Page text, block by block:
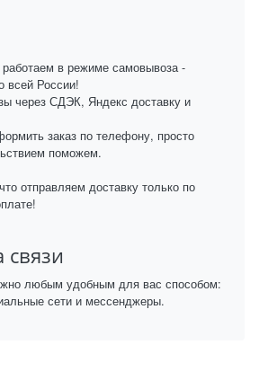
в режиме самовывоза -
всей России!
через СДЭК, Яндекс доставку и
заказ по телефону, просто
поможем.
отправляем доставку только по
связи
любым удобным для вас способом:
сети и мессенджеры.